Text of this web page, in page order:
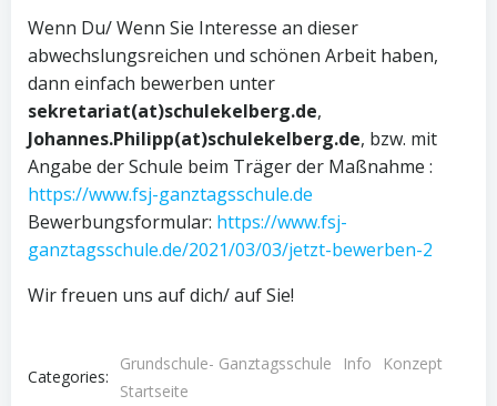
Wenn Du/ Wenn Sie Interesse an dieser
abwechslungsreichen und schönen Arbeit haben,
dann einfach bewerben unter
sekretariat(at)schulekelberg.de,
Johannes.Philipp(at)schulekelberg.de, bzw. mit
Angabe der Schule beim Träger der Maßnahme :
https://www.fsj-ganztagsschule.de
Bewerbungsformular: https://www.fsj-
ganztagsschule.de/2021/03/03/jetzt-bewerben-2
Wir freuen uns auf dich/ auf Sie!
Categories:
Grundschule- Ganztagsschule Info
Konzept
Startseite